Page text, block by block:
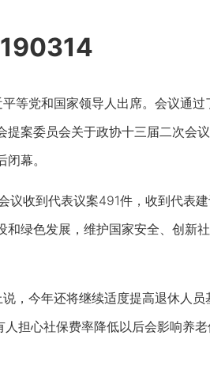
党和国家领导人出席。会议通过
案委员会关于政协十三届二次会
幕。
收到代表议案491件，收到代表
绿色发展，维护国家安全、创新
今年还将继续适度提高退休人员
担心社保费率降低以后会影响养